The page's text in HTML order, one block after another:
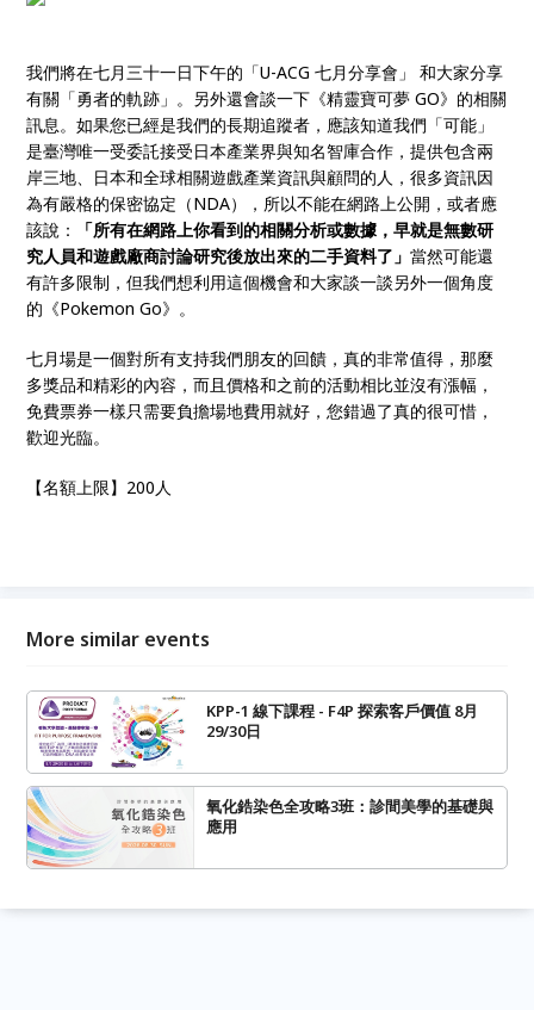
我們將在七月三十一日下午的「U-ACG 七月分享會」 和大家分享
有關「勇者的軌跡」。另外還會談一下《精靈寶可夢 GO》的相關
訊息。如果您已經是我們的長期追蹤者，應該知道我們「可能」
是臺灣唯一受委託接受日本產業界與知名智庫合作，提供包含兩
岸三地、日本和全球相關遊戲產業資訊與顧問的人，很多資訊因
為有嚴格的保密協定（NDA），所以不能在網路上公開，或者應
該說：
「所有在網路上你看到的相關分析或數據，早就是無數研
究人員和遊戲廠商討論研究後放出來的二手資料了」當然可能還
有許多限制，但我們想利用這個機會和大家談一談另外一個角度
的《Pokemon Go》。
七月場是一個對所有支持我們朋友的回饋，真的非常值得，那麼
多獎品和精彩的內容，而且價格和之前的活動相比並沒有漲幅，
免費票券一樣只需要負擔場地費用就好，您錯過了真的很可惜，
歡迎光臨。
【名額上限】200人
More similar events
KPP-1 線下課程 - F4P 探索客戶價值 8月
29/30日
氧化鋯染色全攻略3班：診間美學的基礎與
應用